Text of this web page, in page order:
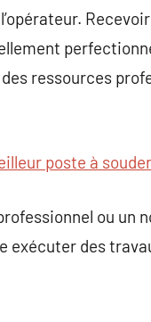
ressources
poste à
ou un
exécuter des